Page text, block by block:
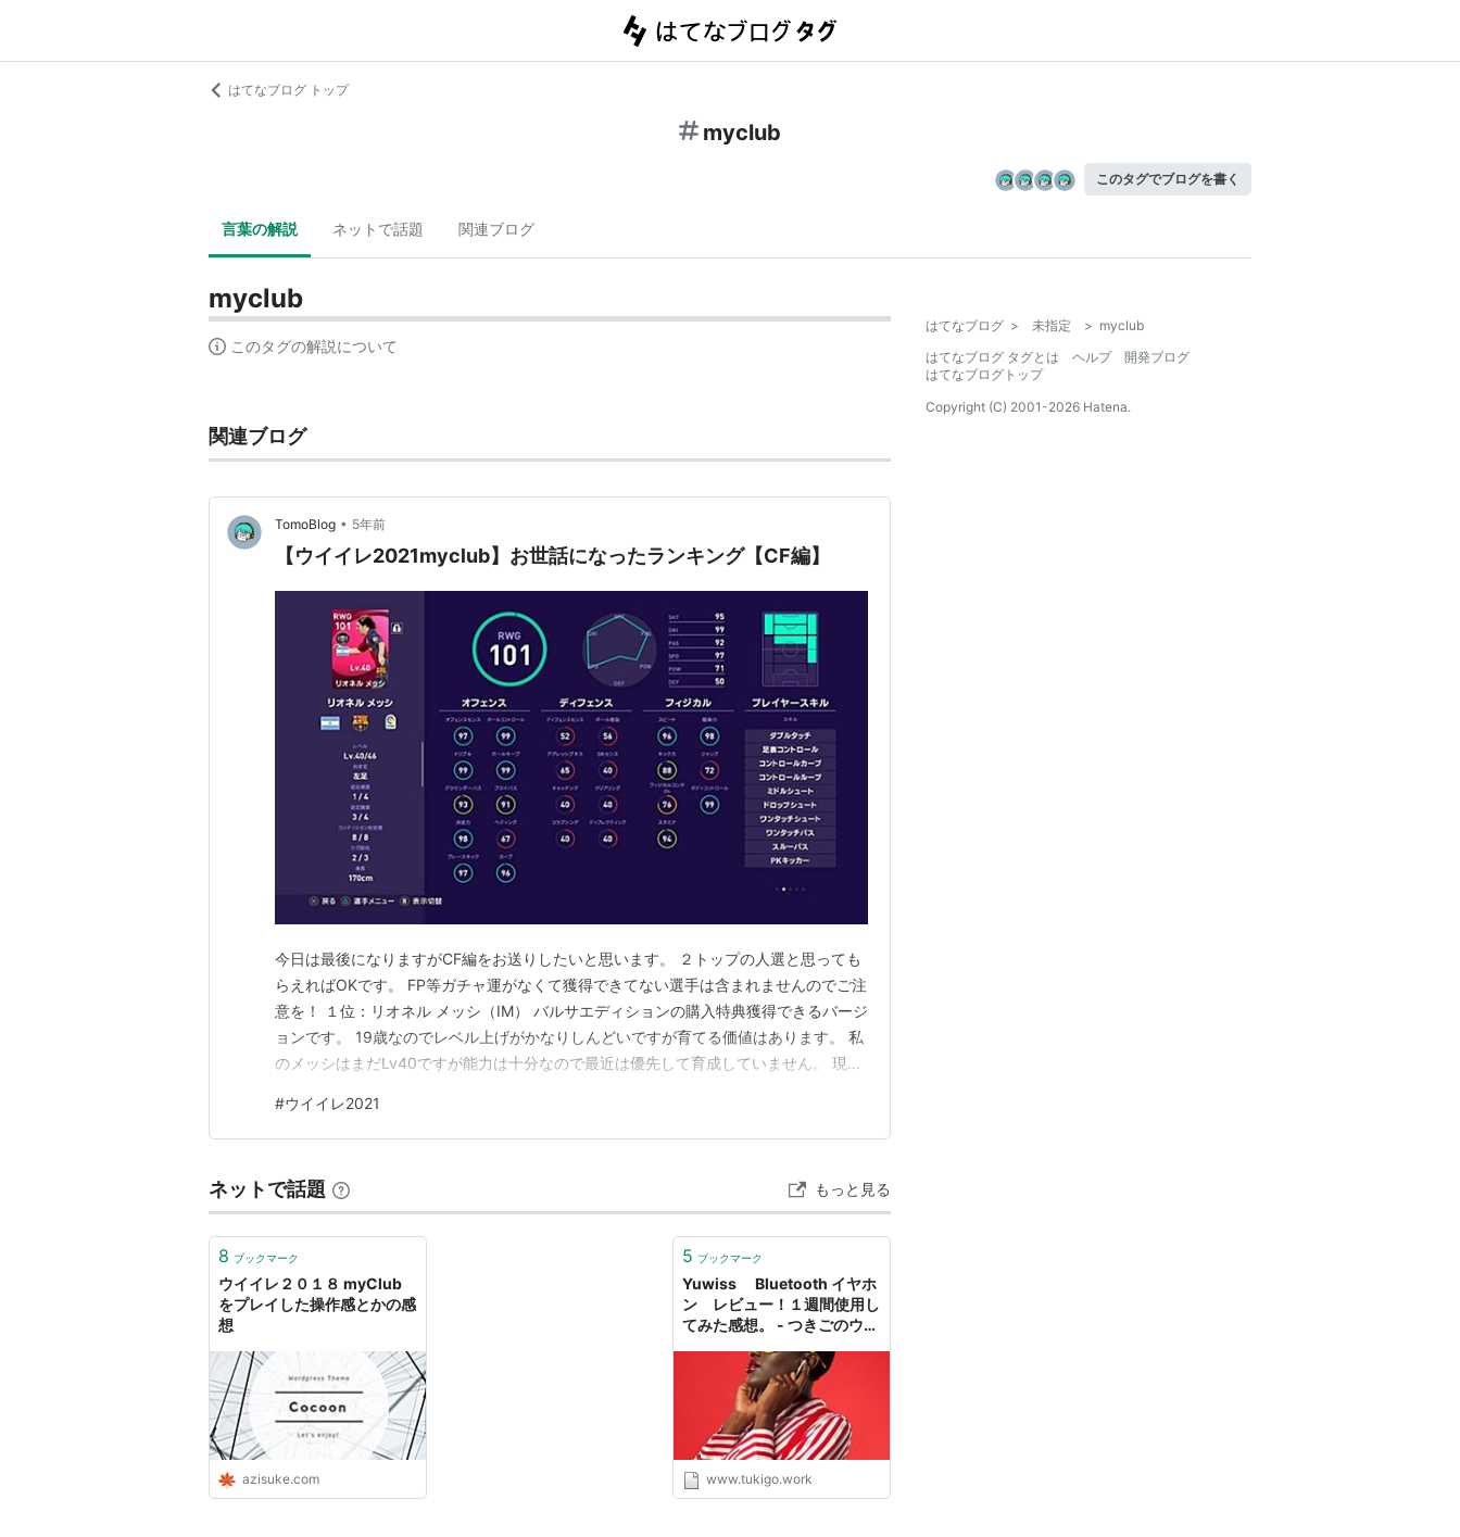
はてなブログ トップ
myclub
このタグでブログを書く
言葉の解説 ネットで話題 関連ブログ
myclub
このタグの解説について
関連ブログ
TomoBlog • 5年前
【ウイイレ2021myclub】お世話になったランキング【CF編】
今日は最後になりますがCF編をお送りしたいと思います。 ２トップの人選と思っても
らえればOKです。 FP等ガチャ運がなくて獲得できてない選手は含まれませんのでご注
意を！ １位：リオネル メッシ（IM） バルサエディションの購入特典獲得できるバージ
ョンです。 19歳なのでレベル上げがかなりしんどいですが育てる価値はあります。 私
のメッシはまだLv40ですが能力は十分なので最近は優先して育成していません。 現役
ドリブルしたらヌルヌルと選手間を抜けていくのでそこからのコンカでガンガンゴール
を決めてくれます。 ２位：マー…
#ウイイレ2021
ネットで話題 もっと見る
8 ブックマーク
ウイイレ２０１８ myClub
をプレイした操作感とかの感
想
azisuke.com
5 ブックマーク
Yuwiss Bluetooth イヤホ
ン レビュー！１週間使用し
てみた感想。 - つきごのウイ
www.tukigo.work
はてなブログ > 未指定 > myclub
はてなブログ タグとは
ヘルプ
開発ブログ
はてなブログトップ
Copyright (C) 2001-2026 Hatena.